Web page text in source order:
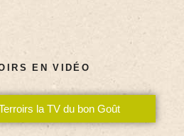
EN VIDÉO
la TV du bon Goût